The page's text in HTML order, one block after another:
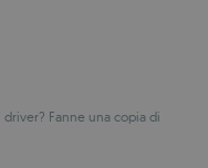
Fanne una copia di